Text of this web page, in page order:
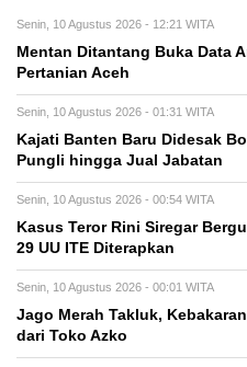
Senin, 10 Agustus 2026 - 12:21 WITA
Mentan Ditantang Buka Data
Pertanian Aceh
Senin, 10 Agustus 2026 - 01:31 WITA
Kajati Banten Baru Didesak
Pungli hingga Jual Jabatan
Senin, 10 Agustus 2026 - 00:54 WITA
Kasus Teror Rini Siregar
29 UU ITE Diterapkan
Senin, 10 Agustus 2026 - 00:01 WITA
Jago Merah Takluk,
dari Toko Azko